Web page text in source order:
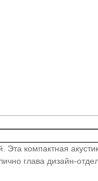
компактная
глава дизайн-